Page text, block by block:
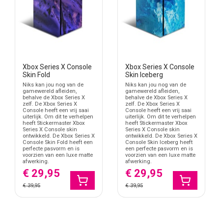
bureau, tv-meubel of plank.
Ook ventilatieopeningen en aansluitingen blijven toegankelijk
tijdens gebruik.
Xbox Series X Console
Skin Fold
Niks kan jou nog van de
gamewereld afleiden,
behalve de Xbox Series X
zelf. De Xbox Series X
Console heeft een vrij saai
uiterlijk. Om dit te verhelpen
heeft Stickermaster Xbox
Series X Console skin
ontwikkeld. De Xbox Series X
Console Skin Fold heeft een
perfecte pasvorm en is
voorzien van een luxe matte
afwerking.
€ 29,95
€ 39,95
Xbox Series X Console
Skin Iceberg
Niks kan jou nog van de
gamewereld afleiden,
behalve de Xbox Series X
zelf. De Xbox Series X
Console heeft een vrij saai
uiterlijk. Om dit te verhelpen
heeft Stickermaster Xbox
Series X Console skin
ontwikkeld. De Xbox Series X
Console Skin Iceberg heeft
een perfecte pasvorm en is
voorzien van een luxe matte
afwerking.
€ 29,95
€ 39,95